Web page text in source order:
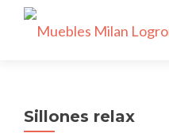
Sillones relax